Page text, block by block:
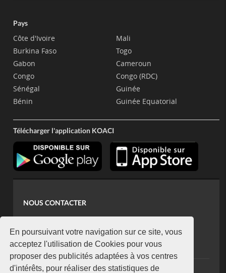
En poursuivant votre navigation sur ce site, vous
acceptez l'utilisation de Cookies pour vous
proposer des publicités adaptées à vos centres
d'intérêts, pour réaliser des statistiques de
Pays
Côte d'Ivoire
Burkina Faso
Gabon
Congo
Sénégal
Bénin
Mali
Togo
Cameroun
Congo (RDC)
Guinée
Guinée Equatorial
Télécharger l'application KOACI
NOUS CONTACTER
koaci@yahoo.fr
+225 07 08 85 52 93